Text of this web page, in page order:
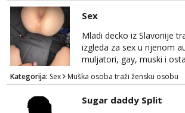
tamo, cekam te!
Sex
Mladi decko iz Slavonije
izgleda za sex u njenom
muljatori, gay, muski i
vrijeme na pisanje mogu
slavonije i zainteresirana
u mraku u tvom autu javi
porukom 098 199 1895.
Kategorija: Sex Muška osoba traži žensku osobu
Sugar daddy Split